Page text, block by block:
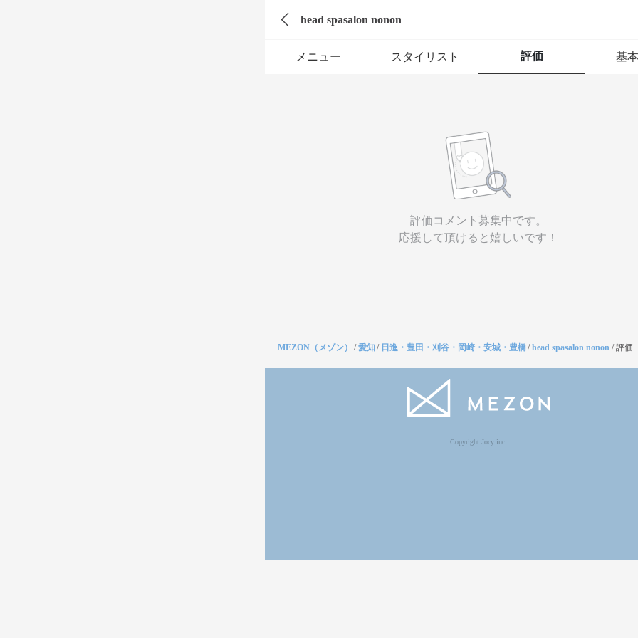
head spasalon nonon
メニュー スタイリスト 評価 基
評価コメント募集中です。
応援して頂けると嬉しいです！
MEZON（メゾン） /愛知/ 日進・豊田・刈谷・岡崎・安城・豊橋/head spasalon nonon /評価
Copyright Jocy inc.